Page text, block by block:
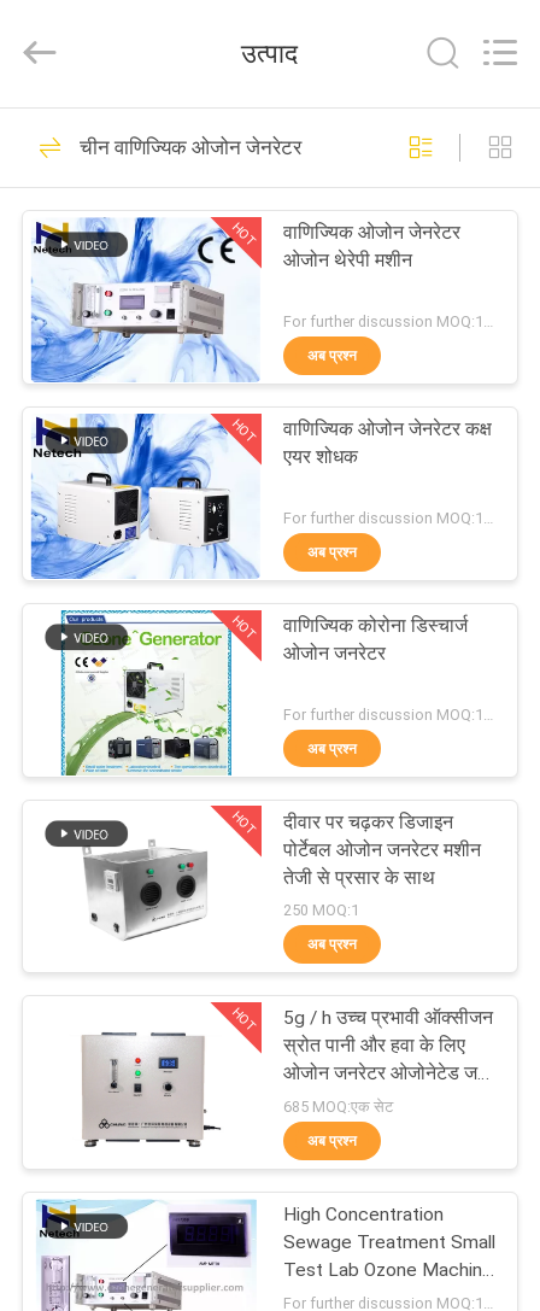
उत्पादों
हमारे
बारे
कारखाना
भ्रमण
गुणवत्ता
नियंत्रण
संपर्क
समाचार
MERCHANTS
साइटमैप
PRIVACY
POLICY
Rights
बड़े ओजोन जेनरेटर
55
जल ओजोन जेनरेटर
93
औद्योगिक ओजोन जेनरेटर
ओजोन जेनरेटर परियोजना
ओजोन जेनरेटर पार्ट्स
359
उत्पाद
चीन वाणिज्यिक ओजोन जेनरेटर
HOT
वाणिज्यिक ओजोन जेनरेटर
ओजोन थेरेपी मशीन
For further discussion MOQ:1 इकाई
अब प्रश्न
HOT
वाणिज्यिक ओजोन जेनरेटर कक्ष
एयर शोधक
अब प्रश्न
HOT
वाणिज्यिक कोरोना डिस्चार्ज
ओजोन जनरेटर
अब प्रश्न
HOT
दीवार पर चढ़कर डिजाइन
पोर्टेबल ओजोन जनरेटर मशीन
तेजी से प्रसार के साथ
250 MOQ:1
अब प्रश्न
HOT
5g / h उच्च प्रभावी ऑक्सीजन
स्रोत पानी और हवा के लिए
ओजोन जनरेटर ओजोनेटेड जल ​​
जनरेटर कार्यालय भवनों को शुद्ध
करें
685 MOQ:एक सेट
अब प्रश्न
High Concentration
Sewage Treatment Small
Test Lab Ozone Machine
3g - 7g